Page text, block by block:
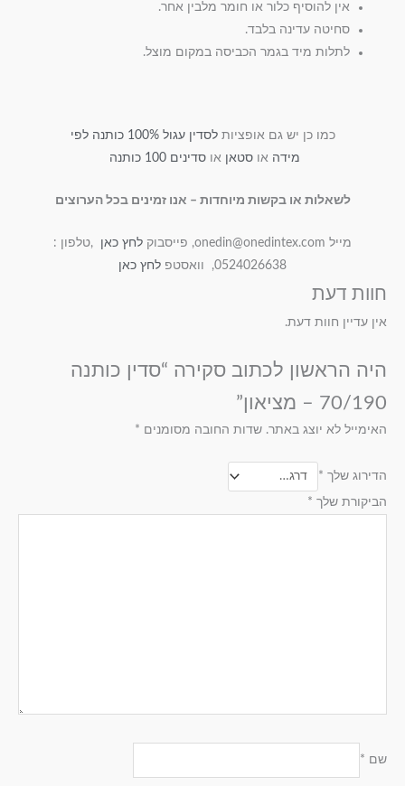
אין להוסיף כלור או חומר מלבין אחר.
סחיטה עדינה בלבד.
לתלות מיד בגמר הכביסה במקום מוצל.
כמו כן יש גם אופציות
לסדין עגול 100% כותנה לפי
מידה אוסטאן אוסדינים 100 כותנה
לשאלות או בקשות מיוחדות – אנו זמינים בכל הערוצים
מייל onedin@onedintex.com, פייסבוק לחץ כאן ,טלפון :
0524026638, וואסטפ
לחץ כאן
חוות דעת
אין עדיין חוות דעת.
היה הראשון לכתוב סקירה “סדין כותנה
70/190 – מציאון”
האימייל לא יוצג באתר. שדות החובה מסומנים *
הדירוג שלך *
הביקורת שלך *
שם *